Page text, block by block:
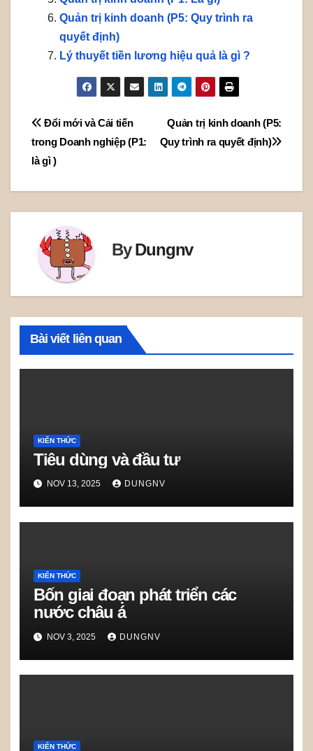
Quản trị kinh doanh (P5: Quy trình ra
quyết định)
Lý thuyết tiền lương hiệu quả là gì ?
Post
navigation
Quản trị kinh doanh (P5:
Quy trình ra quyết định)
Đổi mới và Cải tiến
trong Doanh nghiệp (P1:
là gì )
ByDungnv
Bài viết liên quan
KIẾN THỨC
Tiêu dùng và đầu tư
NOV 13, 2025 DUNGNV
KIẾN THỨC
Bốn giai đoạn phát triển các
nước châu á
NOV 3, 2025 DUNGNV
KIẾN THỨC